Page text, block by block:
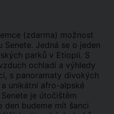
(zdarma) možnost
Jedná se o jeden
parků v Etiopii. S
ochladí a výhledy
s panoramaty divokých
unikátní afro-alpské
je útočištěm
den budeme mít šanci